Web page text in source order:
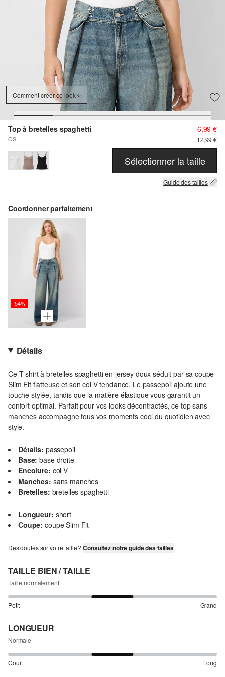
Comment créer ce look
Top à bretelles spaghetti
QS
6,99 €
12,99 €
Sélectionner la taille
Guide des tailles
Coordonner parfaitement
-54%
Détails
Ce T-shirt à bretelles spaghetti en jersey doux séduit par sa coupe
Slim Fit flatteuse et son col V tendance. Le passepoil ajoute une
touche stylée, tandis que la matière élastique vous garantit un
confort optimal. Parfait pour vos looks décontractés, ce top sans
manches accompagne tous vos moments cool du quotidien avec
style.
Détails: passepoil
Base: base droite
Encolure: col V
Manches: sans manches
Bretelles: bretelles spaghetti
Longueur: short
Coupe: coupe Slim Fit
Des doutes sur votre taille ?Consultez notre guide des tailles
TAILLE BIEN / TAILLE
Taille normalement
Petit Grand
LONGUEUR
Normale
Court Long